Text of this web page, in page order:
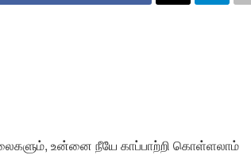
உன்னை நீயே காப்பாற்றி கொள்ளலாம்